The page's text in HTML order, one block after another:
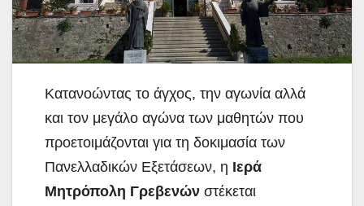
Κατανοώντας το άγχος, την αγωνία αλλά
και τον μεγάλο αγώνα των μαθητών που
προετοιμάζονται για τη δοκιμασία των
Πανελλαδικών Εξετάσεων, η Ιερά
Μητρόπολη Γρεβενών στέκεται